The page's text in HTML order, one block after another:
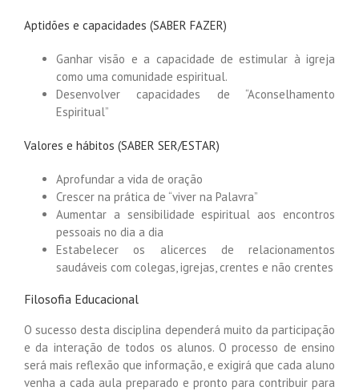
Aptidões e capacidades (SABER FAZER)
Ganhar visão e a capacidade de estimular à igreja
como uma comunidade espiritual.
Desenvolver capacidades de “Aconselhamento
Espiritual”
Valores e hábitos (SABER SER/ESTAR)
Aprofundar a vida de oração
Crescer na prática de “viver na Palavra”
Aumentar a sensibilidade espiritual aos encontros
pessoais no dia a dia
Estabelecer os alicerces de relacionamentos
saudáveis com colegas, igrejas, crentes e não crentes
Filosofia Educacional
O sucesso desta disciplina dependerá muito da participação
e da interação de todos os alunos. O processo de ensino
será mais reflexão que informação, e exigirá que cada aluno
venha a cada aula preparado e pronto para contribuir para